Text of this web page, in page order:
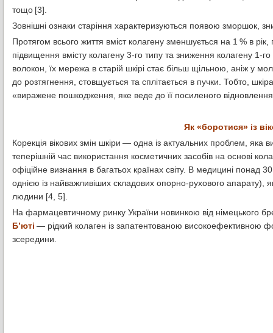
тощо [3].
Зовнішні ознаки старіння характеризуються появою зморшок,
Протягом всього життя вміст колагену зменшується на 1 % в
підвищення вмісту колагену 3-го типу та зниження колагену 1-
волокон, їх мережа в старій шкірі стає більш щільною, аніж у
до розтягнення, стовщується та сплітається в пучки. Тобто,
«виражене пошкодження, яке веде до її посиленого
Як «боротися» із
Корекція вікових змін шкіри — одна із актуальних проблем, яка
теперішній час використання косметичних засобів на основі
офіційне визнання в багатьох країнах світу. В медицині понад
однією із найважливіших складових опорно-рухового апарату),
людини [4, 5].
На фармацевтичному ринку України новинкою від німецького
Б’юті — рідкий колаген із запатентованою високоефективною
зсередини.